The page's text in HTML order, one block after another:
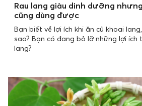
Rau lang giàu dinh dưỡng
cũng dùng được
Bạn biết về lợi ích khi ăn củ khoai
sao? Bạn có đang bỏ lỡ những lợi ích
lang?